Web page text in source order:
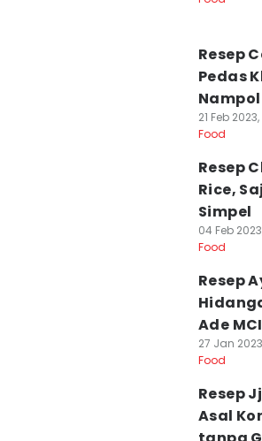
Resep
Pedas
Nampol
21 Feb
Food
Resep
Rice,
Simpel
04 Feb
Food
Resep
Ade MCI
27 Jan
Food
Resep
Asal